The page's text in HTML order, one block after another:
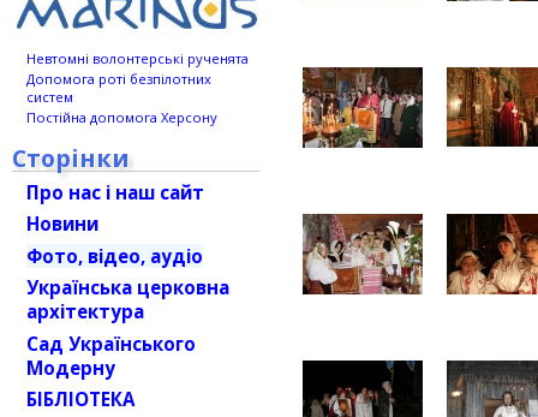
Невтомні волонтерські рученята
Допомога роті безпілотних
систем
Постійна допомога Херсону
Сторінки
Про нас і наш сайт
Новини
Фото, відео, аудіо
Українська церковна
архітектура
Сад Українського
Модерну
БІБЛІОТЕКА